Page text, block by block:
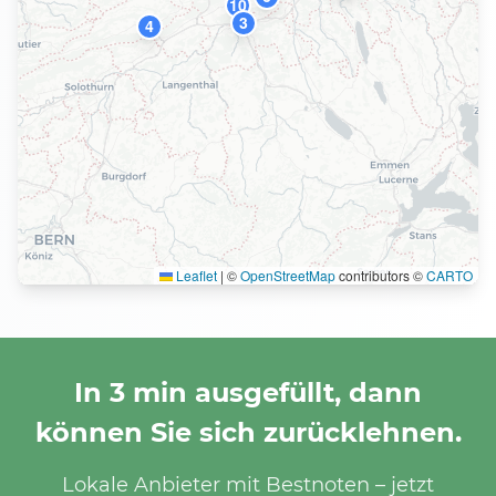
3
4
10
Leaflet | ©OpenStreetMapcontributors ©CARTO
In 3 min ausgefüllt, dann
können Sie sich zurücklehnen.
Lokale Anbieter mit Bestnoten – jetzt